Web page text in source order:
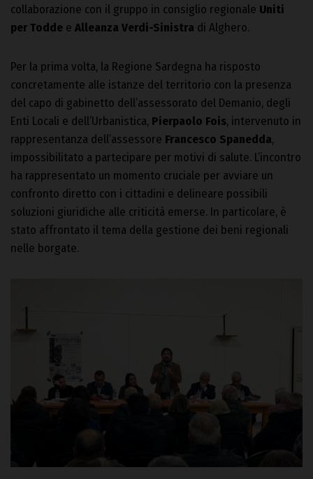
collaborazione con il gruppo in consiglio regionale Uniti
per Todde e Alleanza Verdi-Sinistra di Alghero.
Per la prima volta, la Regione Sardegna ha risposto
concretamente alle istanze del territorio con la presenza
del capo di gabinetto dell’assessorato del Demanio, degli
Enti Locali e dell’Urbanistica, Pierpaolo Fois, intervenuto in
rappresentanza dell’assessore Francesco Spanedda,
impossibilitato a partecipare per motivi di salute. L’incontro
ha rappresentato un momento cruciale per avviare un
confronto diretto con i cittadini e delineare possibili
soluzioni giuridiche alle criticità emerse. In particolare, è
stato affrontato il tema della gestione dei beni regionali
nelle borgate.